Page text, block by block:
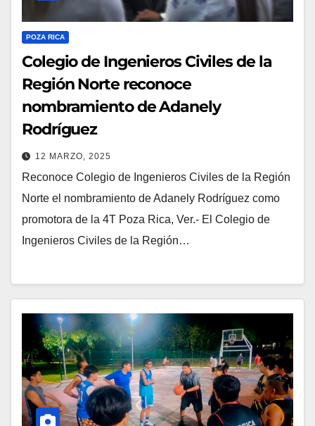
POZA RICA
Colegio de Ingenieros Civiles de la
Región Norte reconoce
nombramiento de Adanely
Rodríguez
12 MARZO, 2025
Reconoce Colegio de Ingenieros Civiles de la Región
Norte el nombramiento de Adanely Rodríguez como
promotora de la 4T Poza Rica, Ver.- El Colegio de
Ingenieros Civiles de la Región…